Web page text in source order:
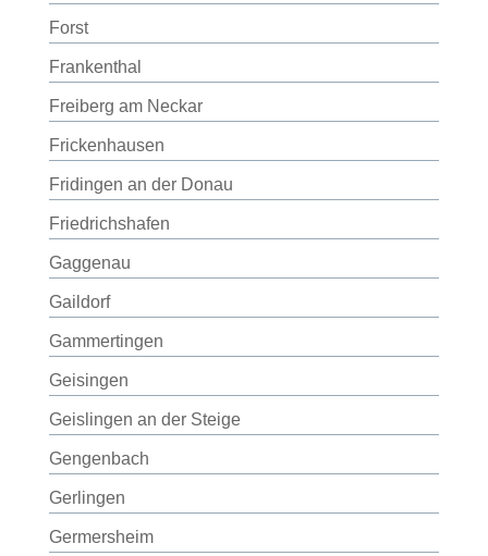
Forst
Frankenthal
Freiberg am Neckar
Frickenhausen
Fridingen an der Donau
Friedrichshafen
Gaggenau
Gaildorf
Gammertingen
Geisingen
Geislingen an der Steige
Gengenbach
Gerlingen
Germersheim